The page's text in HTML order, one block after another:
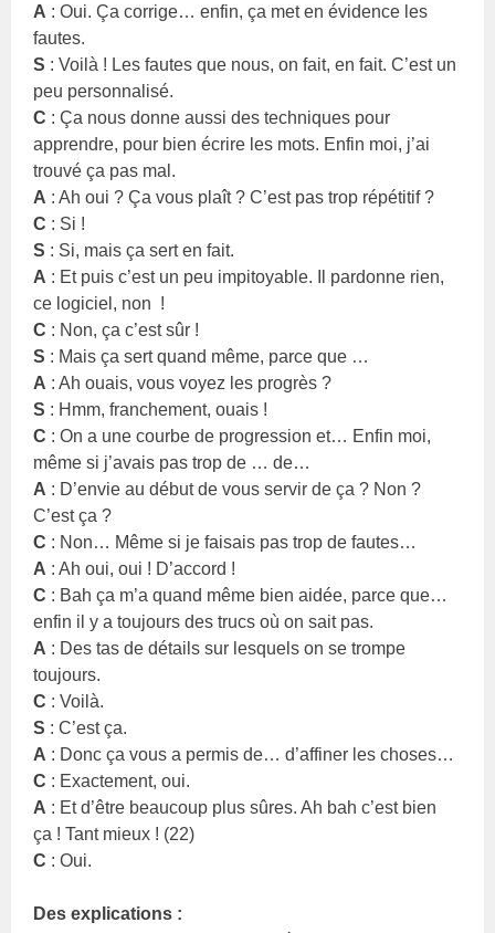
A : Oui. Ça corrige… enfin, ça met en évidence les
fautes.
S : Voilà ! Les fautes que nous, on fait, en fait. C’est un
peu personnalisé.
C : Ça nous donne aussi des techniques pour
apprendre, pour bien écrire les mots. Enfin moi, j’ai
trouvé ça pas mal.
A : Ah oui ? Ça vous plaît ? C’est pas trop répétitif ?
C : Si !
S : Si, mais ça sert en fait.
A : Et puis c’est un peu impitoyable. Il pardonne rien,
ce logiciel, non !
C : Non, ça c’est sûr !
S : Mais ça sert quand même, parce que …
A : Ah ouais, vous voyez les progrès ?
S : Hmm, franchement, ouais !
C : On a une courbe de progression et… Enfin moi,
même si j’avais pas trop de … de…
A : D’envie au début de vous servir de ça ? Non ?
C’est ça ?
C : Non… Même si je faisais pas trop de fautes…
A : Ah oui, oui ! D’accord !
C : Bah ça m’a quand même bien aidée, parce que…
enfin il y a toujours des trucs où on sait pas.
A : Des tas de détails sur lesquels on se trompe
toujours.
C : Voilà.
S : C’est ça.
A : Donc ça vous a permis de… d’affiner les choses…
C : Exactement, oui.
A : Et d’être beaucoup plus sûres. Ah bah c’est bien
ça ! Tant mieux ! (22)
C : Oui.
Des explications :